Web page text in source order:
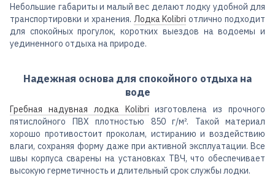
Небольшие габариты и малый вес делают лодку удобной для
транспортировки и хранения. Лодка Kolibri отлично подходит
для спокойных прогулок, коротких выездов на водоемы и
уединенного отдыха на природе.
Надежная основа для спокойного отдыха на
воде
Гребная надувная лодка Kolibri изготовлена из прочного
пятислойного ПВХ плотностью 850 г/м². Такой материал
хорошо противостоит проколам, истиранию и воздействию
влаги, сохраняя форму даже при активной эксплуатации. Все
швы корпуса сварены на установках ТВЧ, что обеспечивает
высокую герметичность и длительный срок службы лодки.